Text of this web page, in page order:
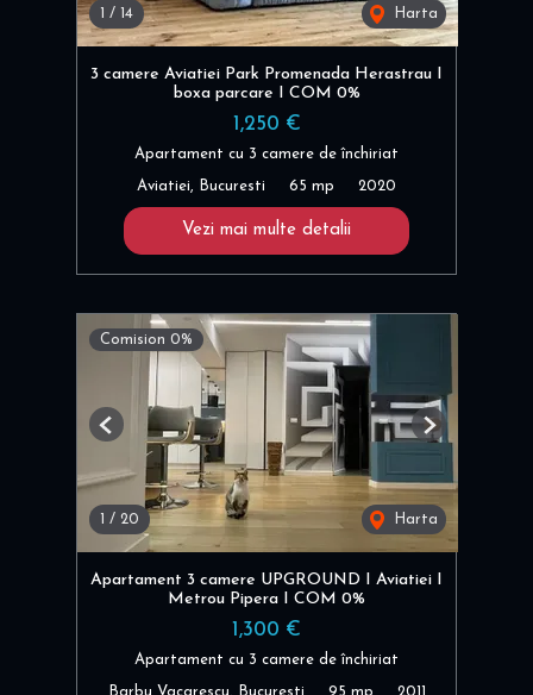
/ 14 Harta
3 camere Aviatiei Park Promenada Herastrau I
boxa parcare I COM 0%
1,250 €
Apartament cu 3 camere de închiriat
Aviatiei, Bucuresti 65 mp 2020
Vezi mai multe detalii
Comision 0%
/ 20 Harta
Previous Next
Apartament 3 camere UPGROUND I Aviatiei I
Metrou Pipera I COM 0%
1,300 €
Apartament cu 3 camere de închiriat